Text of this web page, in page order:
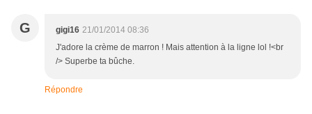
G gigi16 21/01/2014 08:36
J'adore la crème de marron ! Mais attention à la ligne lol !<br
/> Superbe ta bûche.
Répondre